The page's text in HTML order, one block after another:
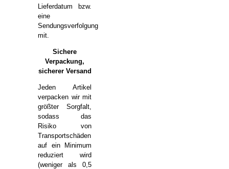
Lieferdatum bzw.
eine
Sendungsverfolgung
mit.
Sichere
Verpackung,
sicherer Versand
Jeden Artikel
verpacken wir mit
größter Sorgfalt,
sodass das
Risiko von
Transportschäden
auf ein Minimum
reduziert wird
(weniger als 0,5